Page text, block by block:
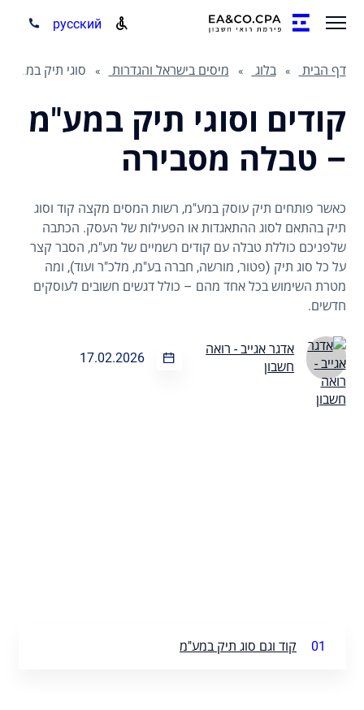
русский
דף הבית בלוג מיסים בישראל והגדרות סוגי תיק במע"מ וקודים – טבלה והסברים
קודים וסוגי תיק במע"מ
– טבלה מסבירה
כאשר פותחים תיק עוסק במע"מ, רשות המסים מקצה קוד וסוג
תיק בהתאם לסוג ההתאגדות או הפעילות של העסק. הכתבה
שלפניכם כוללת טבלה עם קודים רשמיים של מע"מ, הסבר קצר
על כל סוג תיק (פטור, מורשה, חברה בע"מ, מלכ"ר ועוד), ומה
מטרת השימוש בכל אחד מהם – כולל דגשים חשובים לעוסקים
חדשים.
אדגר אגייב - רואה
חשבון
17.02.2026
01 קוד וגם סוג תיק במע"מ